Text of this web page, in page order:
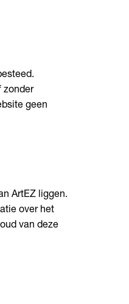
zonder
geen
ArtEZ liggen.
over het
van deze